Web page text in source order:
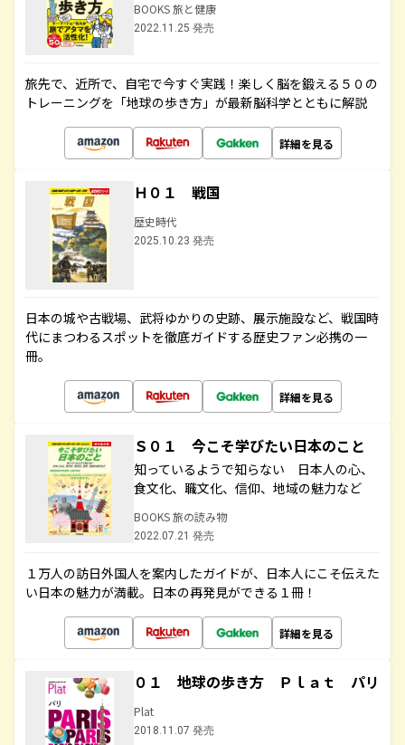
BOOKS 旅と健康
2022.11.25 発売
旅先で、近所で、自宅で今すぐ実践！楽しく脳を鍛える５０の
トレーニングを「地球の歩き方」が最新脳科学とともに解説
詳細を見る
Ｈ０１ 戦国
歴史時代
2025.10.23 発売
日本の城や古戦場、武将ゆかりの史跡、展示施設など、戦国時
代にまつわるスポットを徹底ガイドする歴史ファン必携の一
冊。
詳細を見る
Ｓ０１ 今こそ学びたい日本のこと
知っているようで知らない 日本人の心、
食文化、職文化、信仰、地域の魅力など
BOOKS 旅の読み物
2022.07.21 発売
１万人の訪日外国人を案内したガイドが、日本人にこそ伝えた
い日本の魅力が満載。日本の再発見ができる１冊！
詳細を見る
０１ 地球の歩き方 Ｐｌａｔ パリ
Plat
2018.11.07 発売